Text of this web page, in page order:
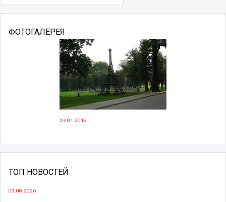
ФОТОГАЛЕРЕЯ
29.01.2019
ТОП НОВОСТЕЙ
03.08.2026